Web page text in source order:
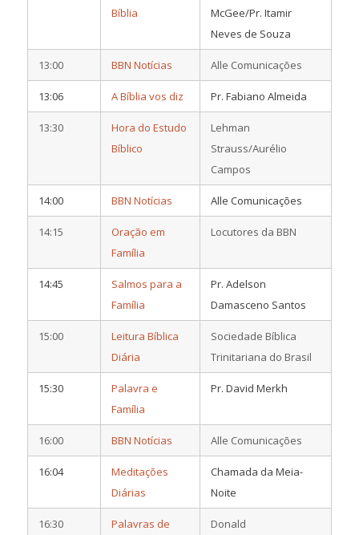
Bíblia
McGee/Pr. Itamir
Neves de Souza
13:00 BBN Notícias Alle Comunicações
13:06 A Bíblia vos diz Pr. Fabiano Almeida
13:30
Hora do Estudo
Bíblico
Lehman
Strauss/Aurélio
Campos
14:00 BBN Notícias Alle Comunicações
14:15
Oração em
Família
Locutores da BBN
14:45
Salmos para a
Família
Pr. Adelson
Damasceno Santos
15:00
Leitura Bíblica
Diária
Sociedade Bíblica
Trinitariana do Brasil
15:30
Palavra e
Família
Pr. David Merkh
16:00 BBN Notícias Alle Comunicações
16:04
Meditações
Diárias
Chamada da Meia-
Noite
16:30
Palavras de
Donald